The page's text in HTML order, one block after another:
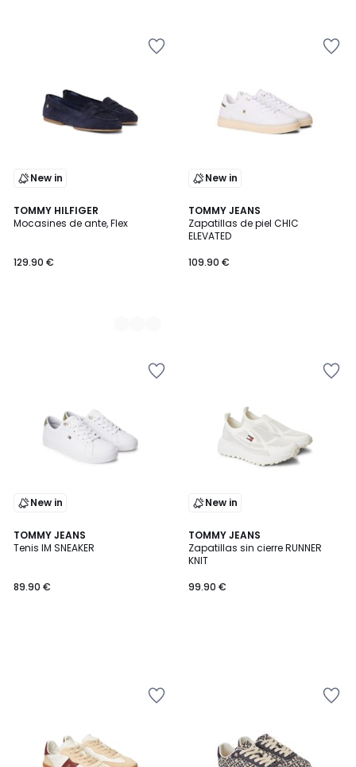
New in
TOMMY HILFIGER
Mocasines de ante, Flex
129.90 €
2
Colores
New in
TOMMY JEANS
Zapatillas de piel CHIC
ELEVATED
109.90 €
New in
TOMMY JEANS
Tenis IM SNEAKER
89.90 €
New in
TOMMY JEANS
Zapatillas sin cierre RUNNER
KNIT
99.90 €